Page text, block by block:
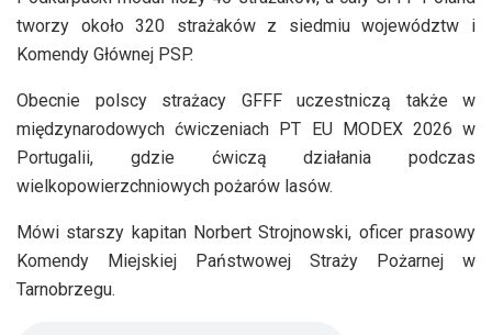
tworzy około 320 strażaków z siedmiu województw i
Komendy Głównej PSP.
Obecnie polscy strażacy GFFF uczestniczą także w
międzynarodowych ćwiczeniach PT EU MODEX 2026 w
Portugalii, gdzie ćwiczą działania podczas
wielkopowierzchniowych pożarów lasów.
Mówi starszy kapitan Norbert Strojnowski, oficer prasowy
Komendy Miejskiej Państwowej Straży Pożarnej w
Tarnobrzegu.